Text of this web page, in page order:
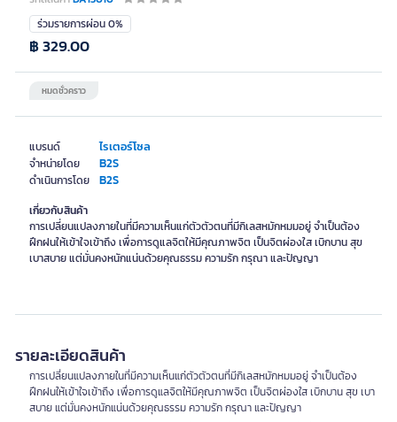
แบรนด์ ไรเตอร์โซล
จำหน่ายโดย B2S
ดำเนินการโดย B2S
ร่วมรายการผ่อน 0%
หมดชั่วคราว
฿ 329.00
เกี่ยวกับสินค้า
การเปลี่ยนแปลงภายในที่มีความเห็นแก่ตัวตัวตนที่มีกิเลสหมักหมมอยู่ จำเป็นต้อง
ฝึกฝนให้เข้าใจเข้าถึง เพื่อการดูแลจิตให้มีคุณภาพจิต เป็นจิตผ่องใส เบิกบาน สุข
เบาสบาย แต่มั่นคงหนักแน่นด้วยคุณธรรม ความรัก กรุณา และปัญญา
รายละเอียดสินค้า
การเปลี่ยนแปลงภายในที่มีความเห็นแก่ตัวตัวตนที่มีกิเลสหมักหมมอยู่ จำเป็นต้อง
ฝึกฝนให้เข้าใจเข้าถึง เพื่อการดูแลจิตให้มีคุณภาพจิต เป็นจิตผ่องใส เบิกบาน สุข เบา
สบาย แต่มั่นคงหนักแน่นด้วยคุณธรรม ความรัก กรุณา และปัญญา